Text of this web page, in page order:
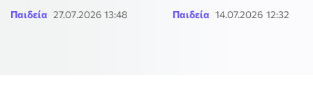
Παιδεία 27.07.2026 13:48 Παιδεία 14.07.2026 12:32